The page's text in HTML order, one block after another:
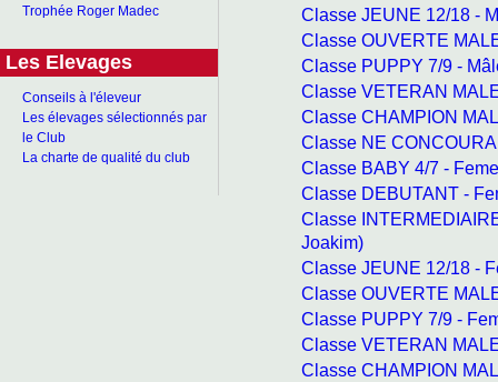
Trophée Roger Madec
Les Elevages
Conseils à l'éleveur
Les élevages sélectionnés par
le Club
La charte de qualité du club
Classe JEUNE 12/18 -
Classe OUVERTE
Classe PUPPY 7/9 -
Classe VETERAN
Classe CHAMPION
Classe NE
Classe BABY 4/7 -
Classe DEBUTANT -
Classe
Joakim)
Classe JEUNE 12/18 -
Classe OUVERTE
Classe PUPPY 7/9 -
Classe VETERAN
Classe CHAMPION